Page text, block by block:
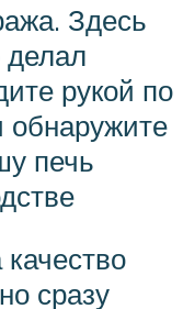
Здесь
делал
рукой по
обнаружите
печь
сразу